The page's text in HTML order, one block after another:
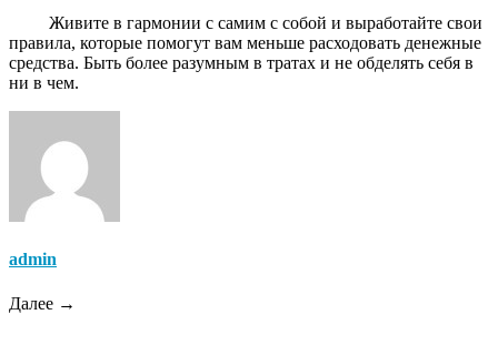
Живите в гармонии с самим с собой и выработайте свои
правила, которые помогут вам меньше расходовать денежные
средства. Быть более разумным в тратах и не обделять себя в
ни в чем.
admin
Далее →